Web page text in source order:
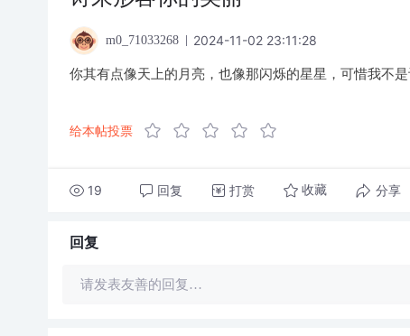
m0_71033268 2024-11-02 23:11:28
你其有点像天上的月亮，也像那闪烁的星星，可惜我不
给本帖投票
19 回复 打赏 收藏 分享
回复
请发表友善的回复…